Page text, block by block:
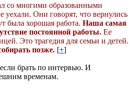
со многими образованными
Они говорят, что вернулись
была хорошая работа. Наша самая
постоянной работы. Ее
Это трагедия для семьи и детей.
позже. [+]
брать по интервью. И
временам.